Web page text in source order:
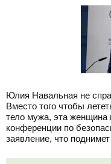
Юлия Навальная не
Вместо того чтобы
тело мужа, эта
конференции по
заявление, что